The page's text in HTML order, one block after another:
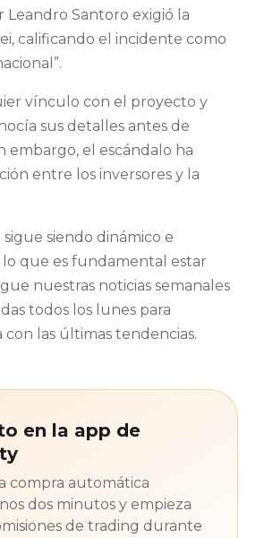
Leandro Santoro exigió la
calificando el incidente como
vínculo con el proyecto y
sus detalles antes de
embargo, el escándalo ha
entre los inversores y la
siendo dinámico e
que es fundamental estar
nuestras noticias semanales
todos los lunes para
las últimas tendencias.
en la app de
compra automática
dos minutos y empieza
de trading durante